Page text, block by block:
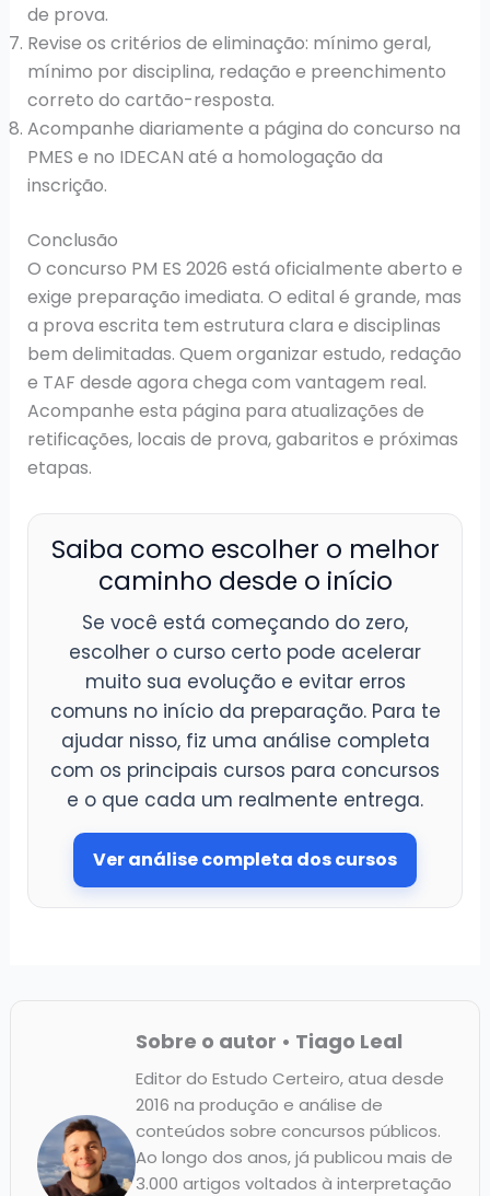
de prova.
Revise os critérios de eliminação: mínimo geral,
mínimo por disciplina, redação e preenchimento
correto do cartão-resposta.
Acompanhe diariamente a página do concurso na
PMES e no IDECAN até a homologação da
inscrição.
Conclusão
O concurso PM ES 2026 está oficialmente aberto e
exige preparação imediata. O edital é grande, mas
a prova escrita tem estrutura clara e disciplinas
bem delimitadas. Quem organizar estudo, redação
e TAF desde agora chega com vantagem real.
Acompanhe esta página para atualizações de
retificações, locais de prova, gabaritos e próximas
etapas.
Saiba como escolher o melhor
caminho desde o início
Se você está começando do zero,
escolher o curso certo pode acelerar
muito sua evolução e evitar erros
comuns no início da preparação. Para te
ajudar nisso, fiz uma análise completa
com os principais cursos para concursos
e o que cada um realmente entrega.
Ver análise completa dos cursos
Sobre o autor • Tiago Leal
Editor do Estudo Certeiro, atua desde
2016 na produção e análise de
conteúdos sobre concursos públicos.
Ao longo dos anos, já publicou mais de
3.000 artigos voltados à interpretação